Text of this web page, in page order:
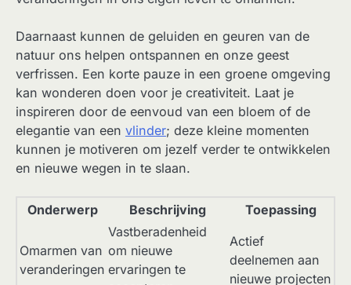
Daarnaast kunnen de geluiden en geuren van de
natuur ons helpen ontspannen en onze geest
verfrissen. Een korte pauze in een groene omgeving
kan wonderen doen voor je creativiteit. Laat je
inspireren door de eenvoud van een bloem of de
elegantie van een vlinder; deze kleine momenten
kunnen je motiveren om jezelf verder te ontwikkelen
en nieuwe wegen in te slaan.
Onderwerp Beschrijving Toepassing
Omarmen van
veranderingen
Vastberadenheid
om nieuwe
ervaringen te
Actief
deelnemen aan
nieuwe projecten